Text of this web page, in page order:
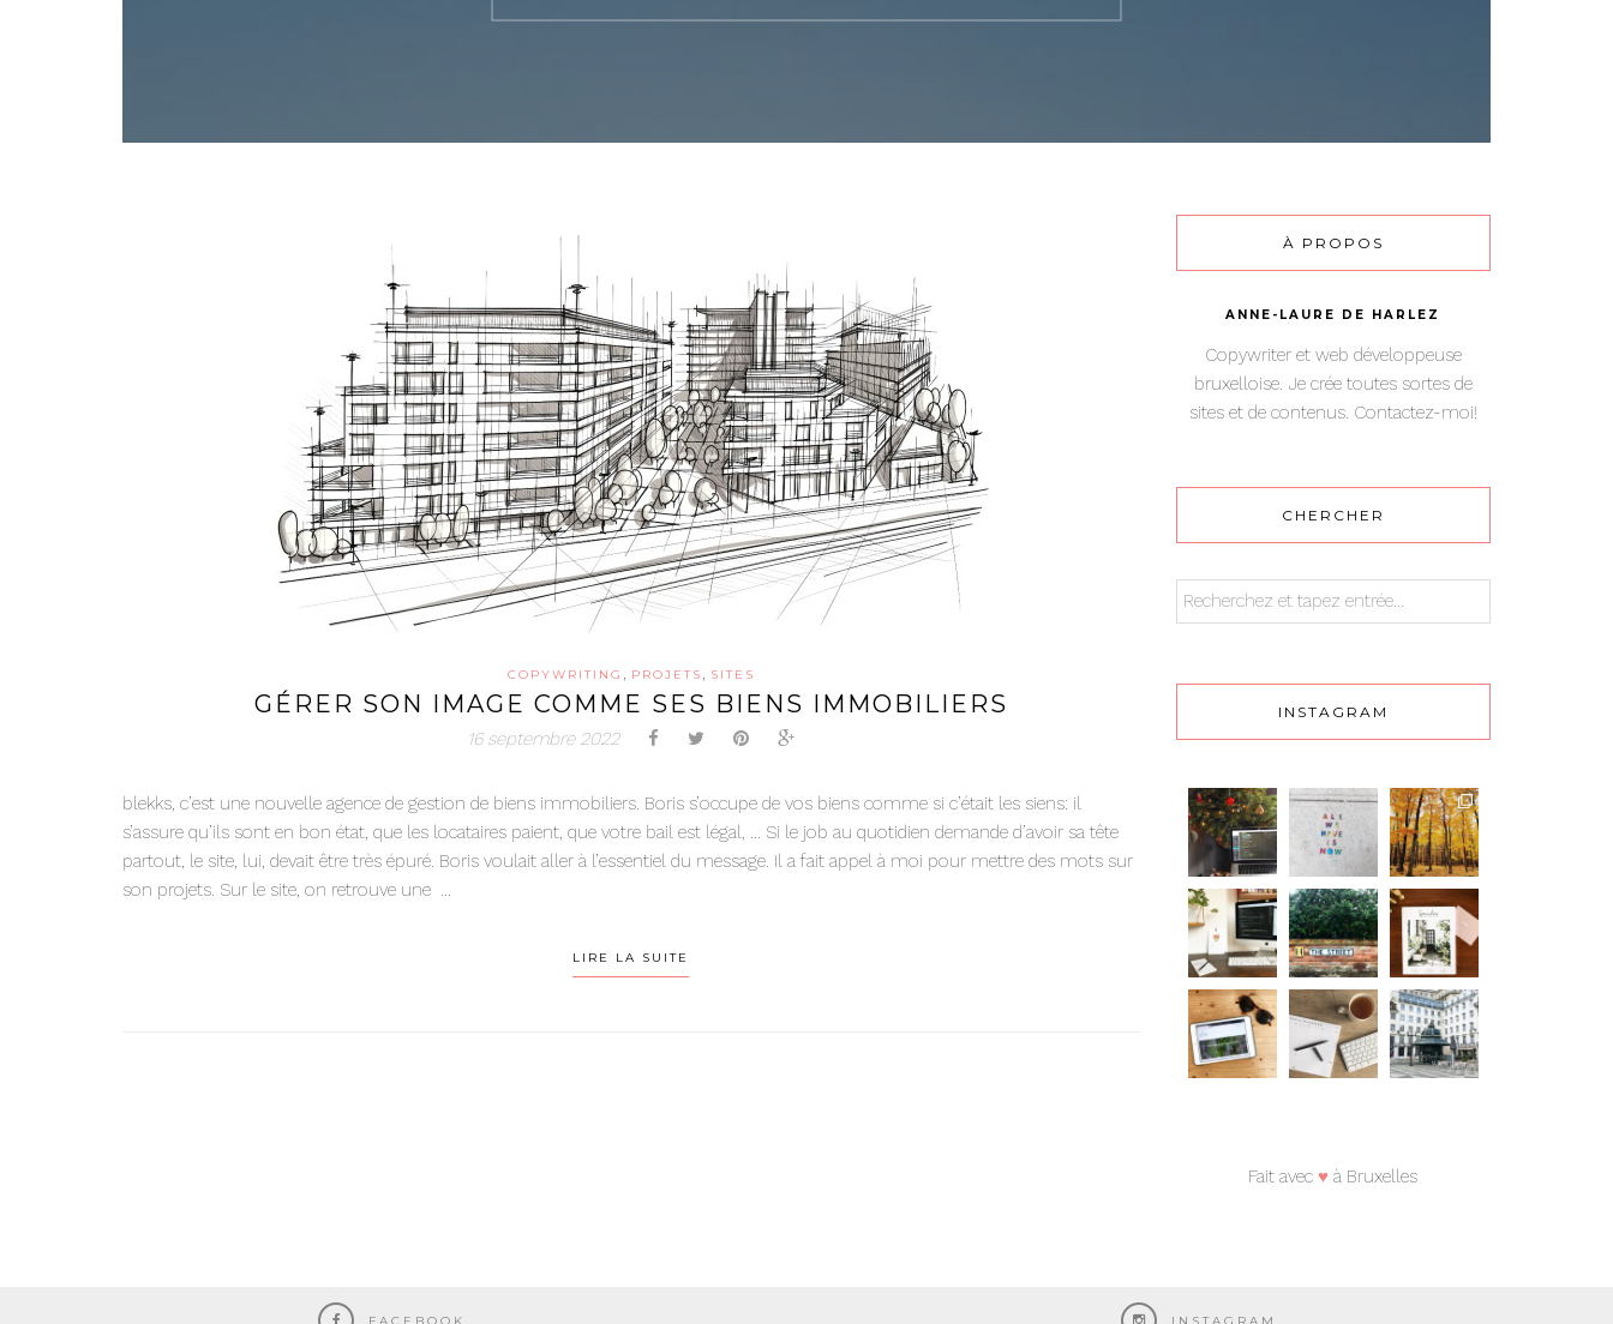
COPYWRITING , PROJETS , SITES
GÉRER SON IMAGE COMME SES BIENS IMMOBILIERS
16 septembre 2022
blekks, c’est une nouvelle agence de gestion de biens immobiliers. Boris s’occupe de vos biens comme si c’était les siens: il
s’assure qu’ils sont en bon état, que les locataires paient, que votre bail est légal, … Si le job au quotidien demande d’avoir sa tête
partout, le site, lui, devait être très épuré. Boris voulait aller à l’essentiel du message. Il a fait appel à moi pour mettre des mots sur
son projets. Sur le site, on retrouve une ...
LIRE LA SUITE
À PROPOS
ANNE-LAURE DE HARLEZ
Copywriter et web développeuse
bruxelloise. Je crée toutes sortes de
sites et de contenus. Contactez-moi!
CHERCHER
INSTAGRAM
Fait avec♥ à Bruxelles